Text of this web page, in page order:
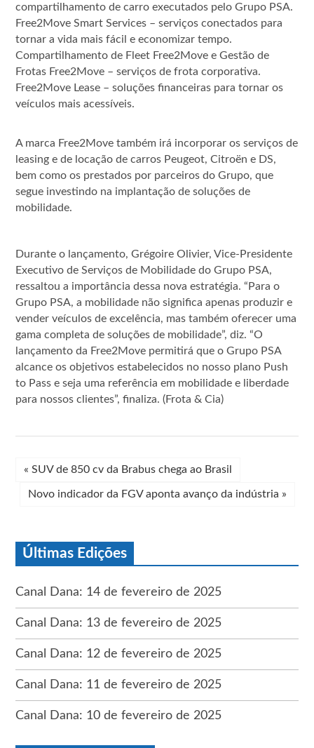
compartilhamento de carro executados pelo Grupo PSA.
Free2Move Smart Services – serviços conectados para
tornar a vida mais fácil e economizar tempo.
Compartilhamento de Fleet Free2Move e Gestão de
Frotas Free2Move – serviços de frota corporativa.
Free2Move Lease – soluções financeiras para tornar os
veículos mais acessíveis.
A marca Free2Move também irá incorporar os serviços de
leasing e de locação de carros Peugeot, Citroën e DS,
bem como os prestados por parceiros do Grupo, que
segue investindo na implantação de soluções de
mobilidade.
Durante o lançamento, Grégoire Olivier, Vice-Presidente
Executivo de Serviços de Mobilidade do Grupo PSA,
ressaltou a importância dessa nova estratégia. “Para o
Grupo PSA, a mobilidade não significa apenas produzir e
vender veículos de excelência, mas também oferecer uma
gama completa de soluções de mobilidade”, diz. “O
lançamento da Free2Move permitirá que o Grupo PSA
alcance os objetivos estabelecidos no nosso plano Push
to Pass e seja uma referência em mobilidade e liberdade
para nossos clientes”, finaliza. (Frota & Cia)
« SUV de 850 cv da Brabus chega ao Brasil
Novo indicador da FGV aponta avanço da indústria »
Últimas Edições
Canal Dana: 14 de fevereiro de 2025
Canal Dana: 13 de fevereiro de 2025
Canal Dana: 12 de fevereiro de 2025
Canal Dana: 11 de fevereiro de 2025
Canal Dana: 10 de fevereiro de 2025